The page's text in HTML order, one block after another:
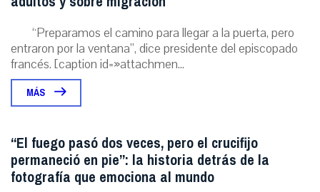
“Preparamos el camino para llegar a la puerta, pero
entraron por la ventana”, dice presidente del episcopado
francés. [caption id=»attachmen...
MÁS
“El fuego pasó dos veces, pero el crucifijo
permaneció en pie”: la historia detrás de la
fotografía que emociona al mundo